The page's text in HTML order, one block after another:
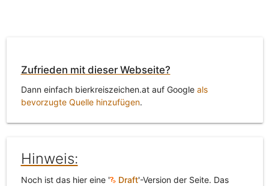
Zufrieden mit dieser Webseite?
Dann einfach bierkreiszeichen.at auf Google als
bevorzugte Quelle hinzufügen.
Hinweis:
Noch ist das hier eine ' Draft'-Version der Seite. Das